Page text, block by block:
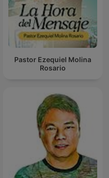
Pastor Ezequiel Molina
Rosario